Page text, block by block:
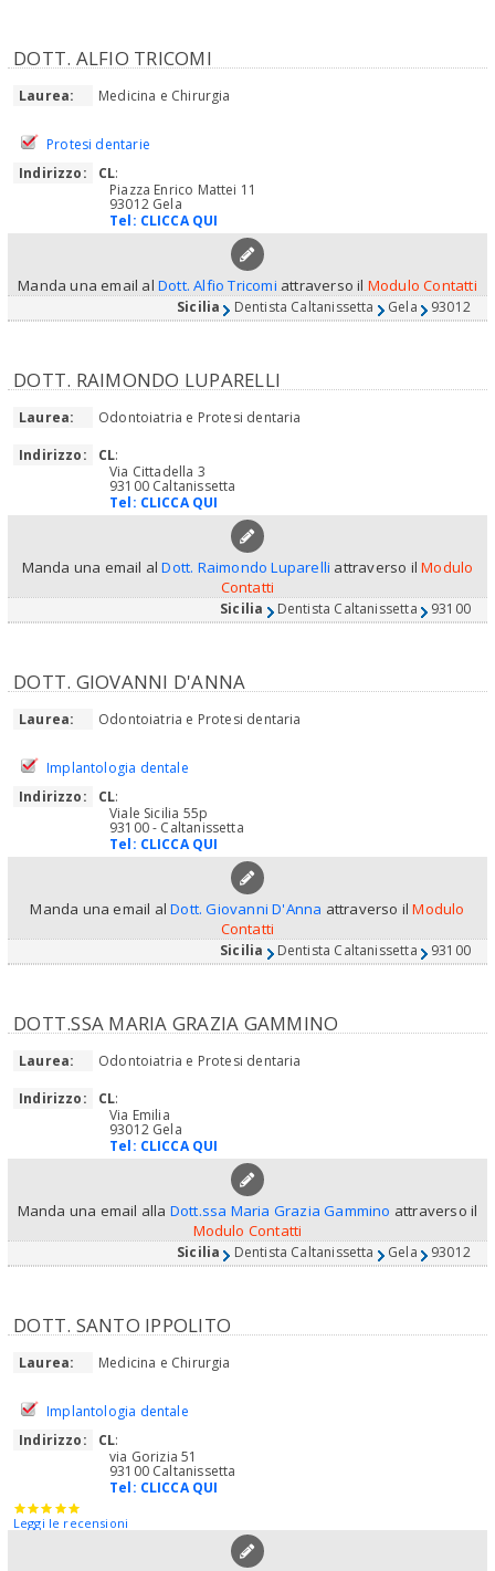
DOTT. ALFIO TRICOMI
Laurea: Medicina e Chirurgia
Protesi dentarie
Indirizzo:
CL:
Piazza Enrico Mattei 11
93012 Gela
Tel: CLICCA QUI
Manda una email alDott. Alfio Tricomi attraverso il Modulo Contatti
Sicilia Dentista Caltanissetta Gela 93012
DOTT. RAIMONDO LUPARELLI
Laurea:
Odontoiatria e Protesi dentaria
Indirizzo:
CL:
Via Cittadella 3
93100 Caltanissetta
Tel: CLICCA QUI
Manda una email alDott. Raimondo Luparelli attraverso ilModulo
Contatti
Sicilia Dentista Caltanissetta 93100
DOTT. GIOVANNI D'ANNA
Laurea: Odontoiatria e Protesi dentaria
Implantologia dentale
Indirizzo:
CL:
Viale Sicilia 55p
93100 - Caltanissetta
Tel: CLICCA QUI
Manda una email alDott. Giovanni D'Anna attraverso ilModulo
Contatti
Sicilia Dentista Caltanissetta 93100
DOTT.SSA MARIA GRAZIA GAMMINO
Laurea:
Odontoiatria e Protesi dentaria
Indirizzo:
CL:
Via Emilia
93012 Gela
Tel: CLICCA QUI
Manda una email alla Dott.ssa Maria Grazia Gammino attraverso il
Modulo Contatti
Sicilia Dentista Caltanissetta Gela 93012
DOTT. SANTO IPPOLITO
Laurea: Medicina e Chirurgia
Implantologia dentale
Indirizzo:
CL:
via Gorizia 51
93100 Caltanissetta
Tel: CLICCA QUI
Leggi le recensioni